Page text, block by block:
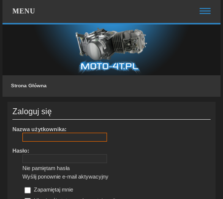
MENU
Zespół administracyjny
FAQ
MOTO CHAT
ZALOGUJ SIĘ
KONTAKT Z NAMI
Strona Główna
Zaloguj się
Nazwa użytkownika:
Hasło:
Nie pamiętam hasła
Wyślij ponownie e-mail aktywacyjny
Zapamiętaj mnie